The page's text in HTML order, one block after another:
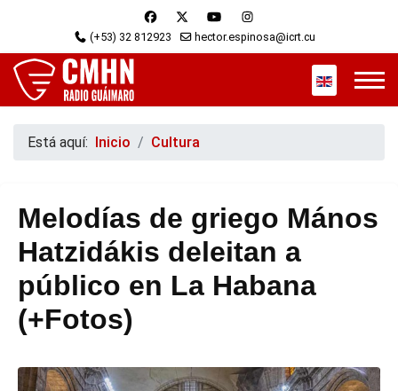
(+53) 32 812923 hector.espinosa@icrt.cu
Seleccione
Está aquí: Inicio Cultura
Melodías de griego Mános
Hatzidákis deleitan a
público en La Habana
(+Fotos)